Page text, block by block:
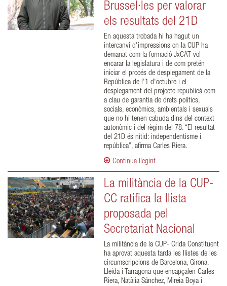
Brussel·les per valorar
els resultats del 21D
En aquesta trobada hi ha hagut un
intercanvi d'impressions on la CUP ha
demanat com la formació JxCAT vol
encarar la legislatura i de com pretén
iniciar el procés de desplegament de la
República de l'1 d'octubre i el
desplegament del projecte republicà com
a clau de garantia de drets polítics,
socials, econòmics, ambientals i sexuals
que no hi tenen cabuda dins del context
autonòmic i del règim del 78. “El resultat
del 21D és nítid: independentisme i
república”, afirma Carles Riera.
Continua llegint
La militància de la CUP-
CC ratifica la llista
proposada pel
Secretariat Nacional
La militància de la CUP- Crida Constituent
ha aprovat aquesta tarda les llistes de les
circumscripcions de Barcelona, Girona,
Lleida i Tarragona que encapçalen Carles
Riera, Natàlia Sánchez, Mireia Boya i